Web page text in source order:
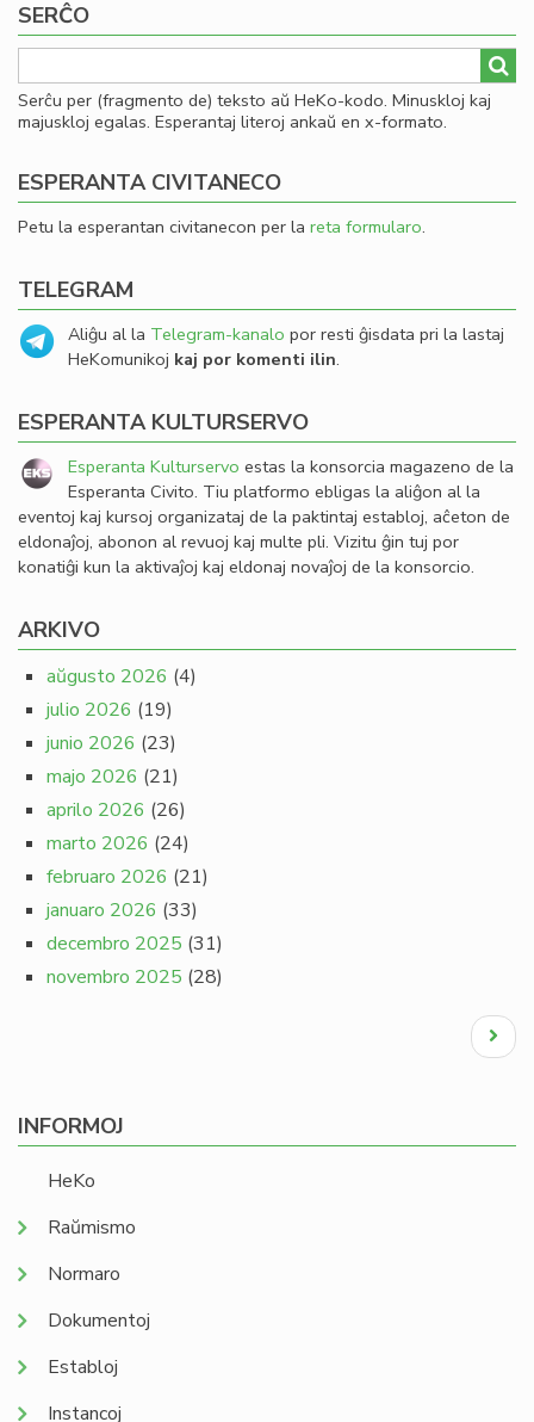
SERĈO
Serĉu per (fragmento de) teksto aŭ HeKo-kodo. Minuskloj kaj
majuskloj egalas. Esperantaj literoj ankaŭ en x-formato.
ESPERANTA CIVITANECO
Petu la esperantan civitanecon per la reta formularo.
TELEGRAM
Aliĝu al la Telegram-kanalo por resti ĝisdata pri la lastaj
HeKomunikoj kaj por komenti ilin.
ESPERANTA KULTURSERVO
Esperanta Kulturservo estas la konsorcia magazeno de la
Esperanta Civito. Tiu platformo ebligas la aliĝon al la
eventoj kaj kursoj organizataj de la paktintaj establoj, aĉeton de
eldonaĵoj, abonon al revuoj kaj multe pli. Vizitu ĝin tuj por
konatiĝi kun la aktivaĵoj kaj eldonaj novaĵoj de la konsorcio.
ARKIVO
aŭgusto 2026 (4)
julio 2026 (19)
junio 2026 (23)
majo 2026 (21)
aprilo 2026 (26)
marto 2026 (24)
februaro 2026 (21)
januaro 2026 (33)
decembro 2025 (31)
novembro 2025 (28)
Next
page
INFORMOJ
HeKo
Raŭmismo
Normaro
Dokumentoj
Establoj
Instancoj